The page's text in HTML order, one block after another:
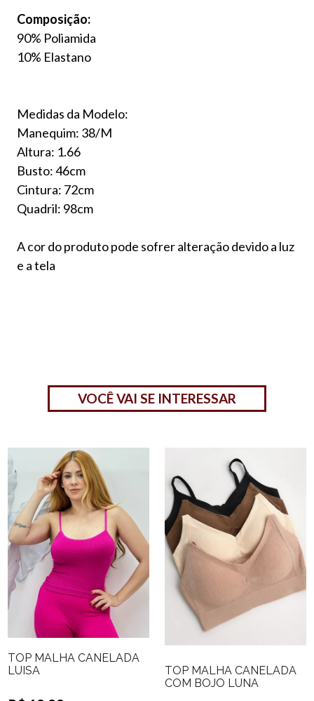
Composição:
90% Poliamida
10% Elastano
Medidas da Modelo:
Manequim: 38/M
Altura: 1.66
Busto: 46cm
Cintura: 72cm
Quadril: 98cm
A cor do produto pode sofrer alteração devido a luz
e a tela
VOCÊ VAI SE INTERESSAR
TOP MALHA CANELADA
LUISA
TOP MALHA CANELADA
COM BOJO LUNA